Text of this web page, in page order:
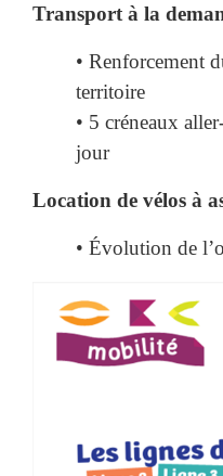
Transport à la
• Renforcement
territoire
• 5 créneaux
jour
Location de vélos à
• Évolution de